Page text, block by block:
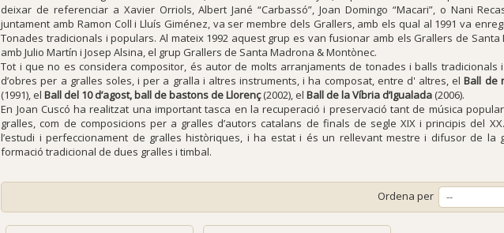
deixar de referenciar a Xavier Orriols, Albert Jané “Carbassó”, Joan Domingo “Macari”, o Nani
juntament amb Ramon Coll i Lluís Giménez, va ser membre dels Grallers, amb els qual al 1991 va
Tonades tradicionals i populars. Al mateix 1992 aquest grup es van fusionar amb els Grallers de
amb Julio Martín i Josep Alsina, el grup Grallers de Santa Madrona & Montònec.
Tot i que no es considera compositor, és autor de molts arranjaments de tonades i balls tradicionals
d’obres per a gralles soles, i per a gralla i altres instruments, i ha composat, entre d' altres, elBall de
(1991), elBall del 10 d’agost, ball de bastons de Llorenç(2002), elBall de la Víbria d’Igualada (2006).
En Joan Cuscó ha realitzat una important tasca en la recuperació i preservació tant de música
gralles, com de composicions per a gralles d’autors catalans de finals de segle XIX i principis del
l’estudi i perfeccionament de gralles històriques, i ha estat i és un rellevant mestre i difusor de la
formació tradicional de dues gralles i timbal.
Ordena per --